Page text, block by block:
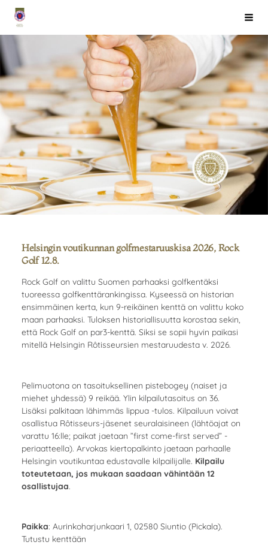
Siirry
sivun
sisältöön
Chaîne des Rôtisseurs Finlande ry
Helsingin voutikunnan golfmestaruuskisa 2026, Rock
Golf 12.8.
Rock Golf on valittu Suomen parhaaksi golfkentäksi
tuoreessa golfkenttärankingissa. Kyseessä on historian
ensimmäinen kerta, kun 9-reikäinen kenttä on valittu koko
maan parhaaksi. Tuloksen historiallisuutta korostaa sekin,
että Rock Golf on par3-kenttä. Siksi se sopii hyvin paikasi
mitellä Helsingin Rôtisseursien mestaruudesta v. 2026.
Pelimuotona on tasoituksellinen pistebogey (naiset ja
miehet yhdessä) 9 reikää. Ylin kilpailutasoitus on 36.
Lisäksi palkitaan lähimmäs lippua -tulos. Kilpailuun voivat
osallistua Rôtisseurs-jäsenet seuralaisineen (lähtöajat on
varattu 16:lle; paikat jaetaan ”first come-first served” -
periaatteella). Arvokas kiertopalkinto jaetaan parhaalle
Helsingin voutikuntaa edustavalle kilpailijalle. Kilpailu
toteutetaan, jos mukaan saadaan vähintään 12
osallistujaa.
Paikka: Aurinkoharjunkaari 1, 02580 Siuntio (Pickala).
Tutustu kenttään